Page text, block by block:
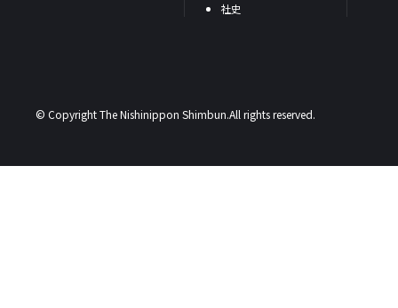
社史
© Copyright The Nishinippon Shimbun.All rights reserved.